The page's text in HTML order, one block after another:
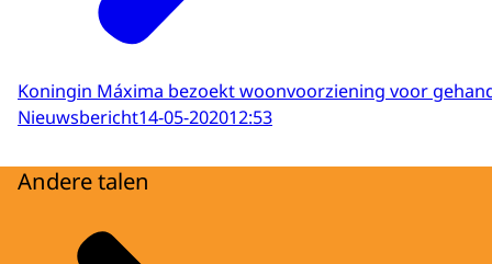
Koningin Máxima bezoekt woonvoorziening voor
Nieuwsbericht14-05-202012:53
Andere talen